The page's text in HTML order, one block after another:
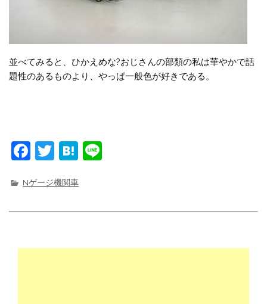
並べてみると、ひかえめな?おじさんの部類の私は華やかで話
題性のあるものより、やっぱ一般色が好きである。
F
c
e
o
T
it
t
r
H
e
n
Nゲージ機関車